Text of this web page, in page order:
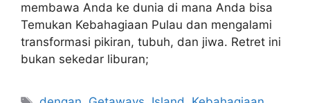
membawa Anda ke dunia di mana Anda bisa
Temukan Kebahagiaan Pulau dan mengalami
transformasi pikiran, tubuh, dan jiwa. Retret ini
bukan sekedar liburan;
Tags